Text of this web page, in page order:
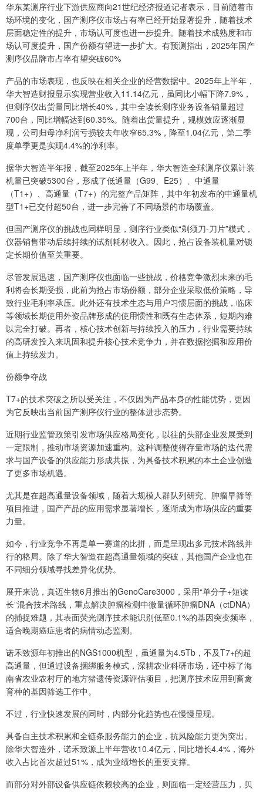
华东某测序行业下游供应商向21世纪经济报道记者表示，目前随着市
场环境的变化，国产测序仪市场占有率已经开始显著提升，随着技术
层面稳定性的提升，市场认可度也进一步提升。随着技术成熟度和市
场认可度提升，国产份额有望进一步扩大。有预测指出，2025年国产
测序仪品牌市占率有望突破60%
产品的市场表现，也反映在相关企业的经营数据中。2025年上半年，
华大智造财报显示实现营业收入11.14亿元，虽同比小幅下降7.9%，
但测序仪出货量同比增长40%，其中全读长测序业务设备销量超过
700台，同比增幅达到60.35%。随着出货量提升，规模效应逐渐显
现，公司归母净利润亏损较去年收窄65.3%，降至1.04亿元，第二季
度单季更是实现4.4%的净利率。
据华大智造半年报，截至2025年上半年，华大智造全球测序仪累计装
机量已突破5300台，形成了低通量（G99、E25）、中通量
（T1+）、高通量（T7+）的完整产品矩阵，其中年初发布的中通量机
型T1+已交付超50台，进一步完善了不同场景的市场覆盖。
但国产测序仪的挑战也同样明显，测序行业类似“剃须刀-刀片”模式，
仪器销售带动后续持续的试剂耗材收入。因此，抢占设备装机量对锁
定长期价值至关重要。
尽管发展迅速，国产测序仪也面临一些挑战，价格竞争激烈未来的毛
利将会长期受损，此前为抢占市场份额，部分企业采取低价策略，导
致行业毛利率承压。此外还有技术生态与用户习惯层面的挑战，临床
等领域长期使用外资品牌形成的使用惯性和既有生态体系，短期内难
以完全打破。再者，核心技术创新与持续投入的压力，行业需要持续
的高研发投入来巩固和提升核心技术竞争力，并在数据挖掘和应用价
值上持续发力。
份额争夺战
T7+的技术突破之所以受关注，不仅因为产品本身的性能优势，更因
为它反映出当前国产测序仪行业的整体进步态势。
近期行业监管政策引发市场供应格局变化，以往的头部企业发展受到
一定限制，推动市场资源加速重构。这种调整使得存量市场的迭代需
求与国产设备的供应能力形成共振，为具备技术积累的本土企业创造
了更多市场机遇。
尤其是在超高通量设备领域，随着大规模人群队列研究、肿瘤早筛等
项目推进，国产产品的应用需求显著增长，逐渐成为市场供应的重要
力量。
如今，行业竞争不再是单一赛道的比拼，而是呈现出多元技术路线并
行的格局。除了华大智造在超高通量领域的突破，其他国产企业也在
不同细分领域寻找差异化优势。
展开来说，真迈生物6月推出的GenoCare3000，采用“单分子+短读
长”混合技术路线，重点解决肿瘤检测中微量循环肿瘤DNA（ctDNA）
的捕捉难题，其表面荧光测序技术能识别低至0.1%的基因突变频率，
适合晚期癌症患者的病情动态监测。
诺禾致源年初推出的NGS1000机型，虽通量为4.5Tb，不及T7+的超
高通量，但通过设备捆绑服务模式，深耕农业科研市场，还中标了海
南省农业农村厅的地方猪遗传资源评估项目，把测序技术应用到畜禽
育种的基因筛选工作中。
不过，行业快速发展的同时，内部分化趋势也在慢慢显现。
具备自主技术积累和全链条服务能力的企业，抗风险能力更为突出。
除华大智造外，诺禾致源上半年营收10.4亿元，同比增长4.4%，海外
收入占比首次超过51%，成为业绩增长的重要支撑。
而部分对外部设备供应链依赖较高的企业，则面临一定经营压力，贝